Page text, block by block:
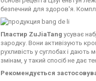
безпечний для здоров'я.
Пластир ZuJiaTang усуває
зародку. Вони активізують
рухливість у суглобах і дають
змінам, у такий спосіб не дає
Рекомендується